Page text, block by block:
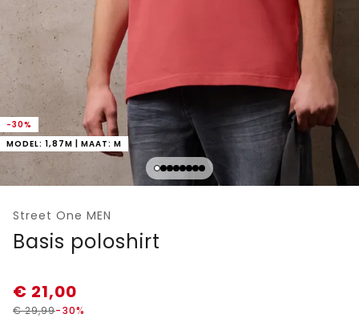
-30%
MODEL: 1,87M | MAAT: M
Street One MEN
Basis poloshirt
€ 21,00
€29,99-30%